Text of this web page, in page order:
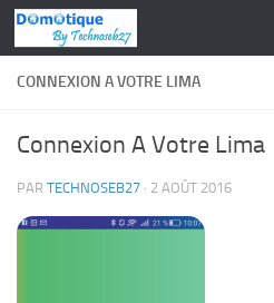
Skip to content
CONNEXION A VOTRE LIMA
Connexion A Votre Lima
PAR TECHNOSEB27 · 2 AOÛT 2016